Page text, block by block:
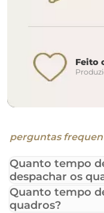
Feito
perguntas
Quanto tempo
despachar os
Quanto tempo
quadros?